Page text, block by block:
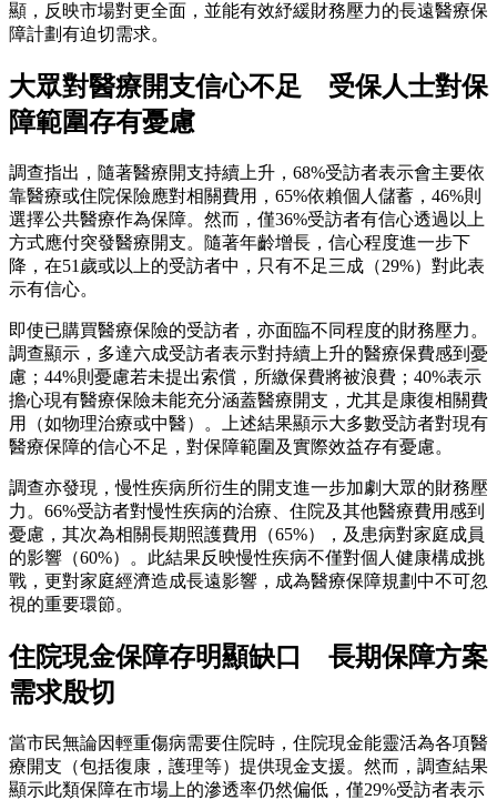
顯，反映市場對更全面，並能有效紓緩財務壓力的長遠醫療保
障計劃有迫切需求。
大眾對醫療開支信心不足 受保人士對保
障範圍存有憂慮
調查指出，隨著醫療開支持續上升，68%受訪者表示會主要依
靠醫療或住院保險應對相關費用，65%依賴個人儲蓄，46%則
選擇公共醫療作為保障。然而，僅36%受訪者有信心透過以上
方式應付突發醫療開支。隨著年齡增長，信心程度進一步下
降，在51歲或以上的受訪者中，只有不足三成（29%）對此表
示有信心。
即使已購買醫療保險的受訪者，亦面臨不同程度的財務壓力。
調查顯示，多達六成受訪者表示對持續上升的醫療保費感到憂
慮；44%則憂慮若未提出索償，所繳保費將被浪費；40%表示
擔心現有醫療保險未能充分涵蓋醫療開支，尤其是康復相關費
用（如物理治療或中醫）。上述結果顯示大多數受訪者對現有
醫療保障的信心不足，對保障範圍及實際效益存有憂慮。
調查亦發現，慢性疾病所衍生的開支進一步加劇大眾的財務壓
力。66%受訪者對慢性疾病的治療、住院及其他醫療費用感到
憂慮，其次為相關長期照護費用（65%），及患病對家庭成員
的影響（60%）。此結果反映慢性疾病不僅對個人健康構成挑
戰，更對家庭經濟造成長遠影響，成為醫療保障規劃中不可忽
視的重要環節。
住院現金保障存明顯缺口 長期保障方案
需求殷切
當市民無論因輕重傷病需要住院時，住院現金能靈活為各項醫
療開支（包括復康，護理等）提供現金支援。然而，調查結果
顯示此類保障在市場上的滲透率仍然偏低，僅29%受訪者表示